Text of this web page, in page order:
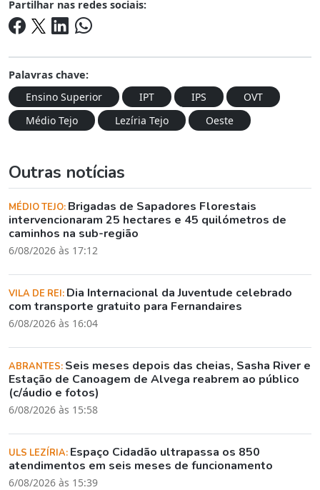
Partilhar nas redes sociais:
Palavras chave:
Ensino Superior
IPT IPS
OVT
Médio Tejo
Lezíria Tejo Oeste
Outras notícias
MÉDIO TEJO: Brigadas de Sapadores Florestais
intervencionaram 25 hectares e 45 quilómetros de
caminhos na sub-região
6/08/2026 às 17:12
VILA DE REI: Dia Internacional da Juventude celebrado
com transporte gratuito para Fernandaires
6/08/2026 às 16:04
ABRANTES: Seis meses depois das cheias, Sasha River e
Estação de Canoagem de Alvega reabrem ao público
(c/áudio e fotos)
6/08/2026 às 15:58
ULS LEZÍRIA: Espaço Cidadão ultrapassa os 850
atendimentos em seis meses de funcionamento
6/08/2026 às 15:39